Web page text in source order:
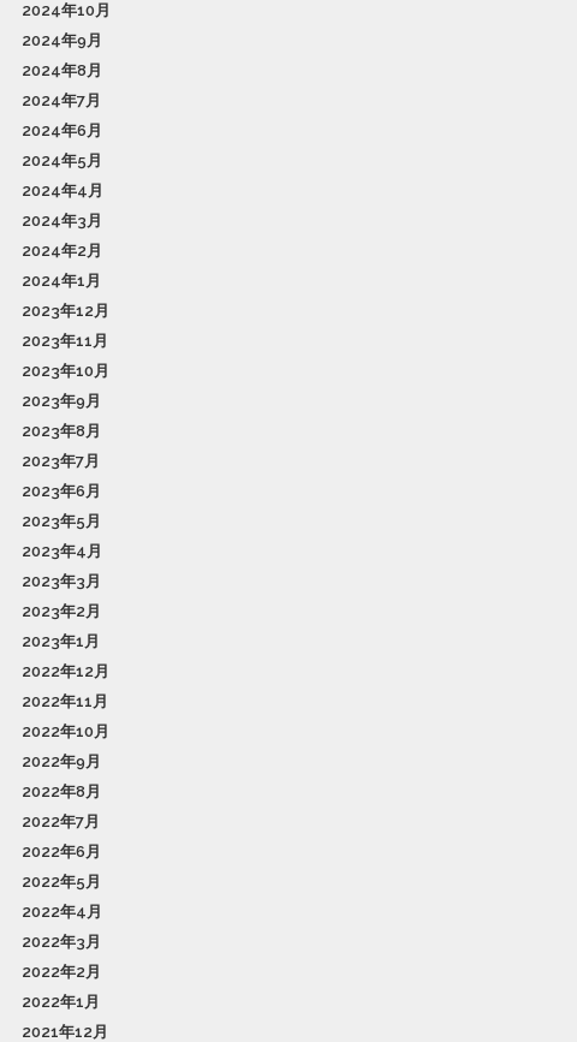
2024年10月
2024年9月
2024年8月
2024年7月
2024年6月
2024年5月
2024年4月
2024年3月
2024年2月
2024年1月
2023年12月
2023年11月
2023年10月
2023年9月
2023年8月
2023年7月
2023年6月
2023年5月
2023年4月
2023年3月
2023年2月
2023年1月
2022年12月
2022年11月
2022年10月
2022年9月
2022年8月
2022年7月
2022年6月
2022年5月
2022年4月
2022年3月
2022年2月
2022年1月
2021年12月